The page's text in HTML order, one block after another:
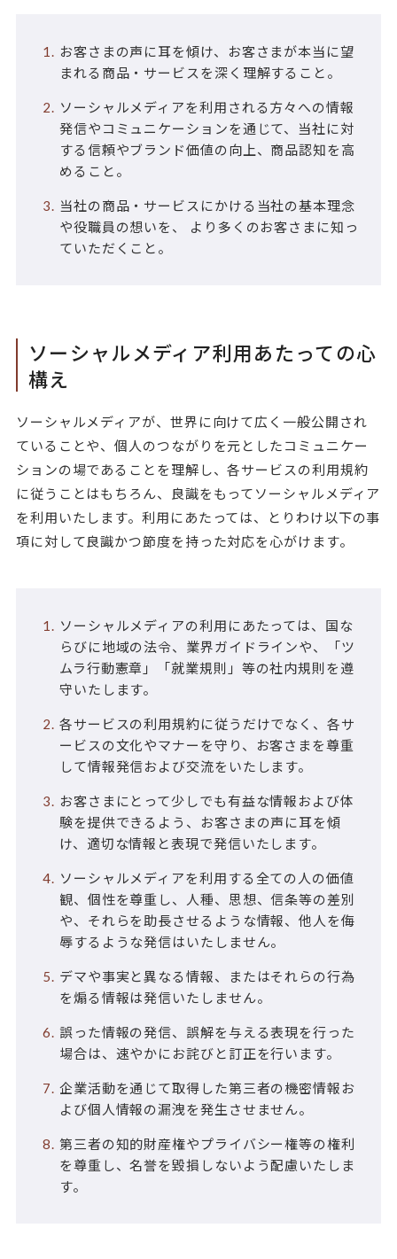
お客さまの声に耳を傾け、お客さまが本当に望
まれる商品・サービスを深く理解すること。
ソーシャルメディアを利用される方々への情報
発信やコミュニケーションを通じて、当社に対
する信頼やブランド価値の向上、商品認知を高
めること。
当社の商品・サービスにかける当社の基本理念
や役職員の想いを、 より多くのお客さまに知っ
ていただくこと。
ソーシャルメディア利用あたっての心
構え
ソーシャルメディアが、世界に向けて広く一般公開され
ていることや、個人のつながりを元としたコミュニケー
ションの場であることを理解し、各サービスの利用規約
に従うことはもちろん、良識をもってソーシャルメディア
を利用いたします。利用にあたっては、とりわけ以下の事
項に対して良識かつ節度を持った対応を心がけます。
ソーシャルメディアの利用にあたっては、国な
らびに地域の法令、業界ガイドラインや、「ツ
ムラ行動憲章」「就業規則」等の社内規則を遵
守いたします。
各サービスの利用規約に従うだけでなく、各サ
ービスの文化やマナーを守り、お客さまを尊重
して情報発信および交流をいたします。
お客さまにとって少しでも有益な情報および体
験を提供できるよう、お客さまの声に耳を傾
け、適切な情報と表現で発信いたします。
ソーシャルメディアを利用する全ての人の価値
観、個性を尊重し、人種、思想、信条等の差別
や、それらを助長させるような情報、他人を侮
辱するような発信はいたしません。
デマや事実と異なる情報、またはそれらの行為
を煽る情報は発信いたしません。
誤った情報の発信、誤解を与える表現を行った
場合は、速やかにお詫びと訂正を行います。
企業活動を通じて取得した第三者の機密情報お
よび個人情報の漏洩を発生させません。
第三者の知的財産権やプライバシー権等の権利
を尊重し、名誉を毀損しないよう配慮いたしま
す。